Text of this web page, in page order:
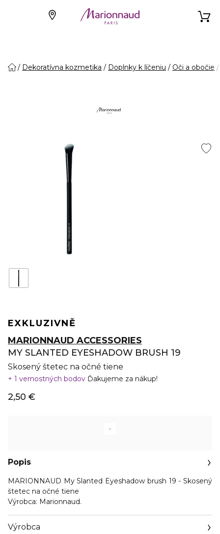
Dekoratívna kozmetika Doplnky k líčeniu Oči a obočie
EXKLUZIVNĚ
MARIONNAUD ACCESSORIES
MY SLANTED EYESHADOW BRUSH 19
Skosený štetec na očné tiene
1 vernostných bodov Ďakujeme za nákup!
2,50 €
Popis
MARIONNAUD My Slanted Eyeshadow brush 19 - Skosený
štetec na očné tiene
Výrobca: Marionnaud.
Výrobca